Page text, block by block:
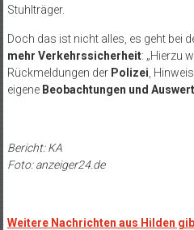
Stuhlträger.
Doch das ist nicht alles, es geht bei
mehr Verkehrssicherheit: „Hierzu
Rückmeldungen der Polizei ,
eigene Beobachtungen und
Bericht: KA
Foto: anzeiger24.de
Weitere Nachrichten aus Hilden